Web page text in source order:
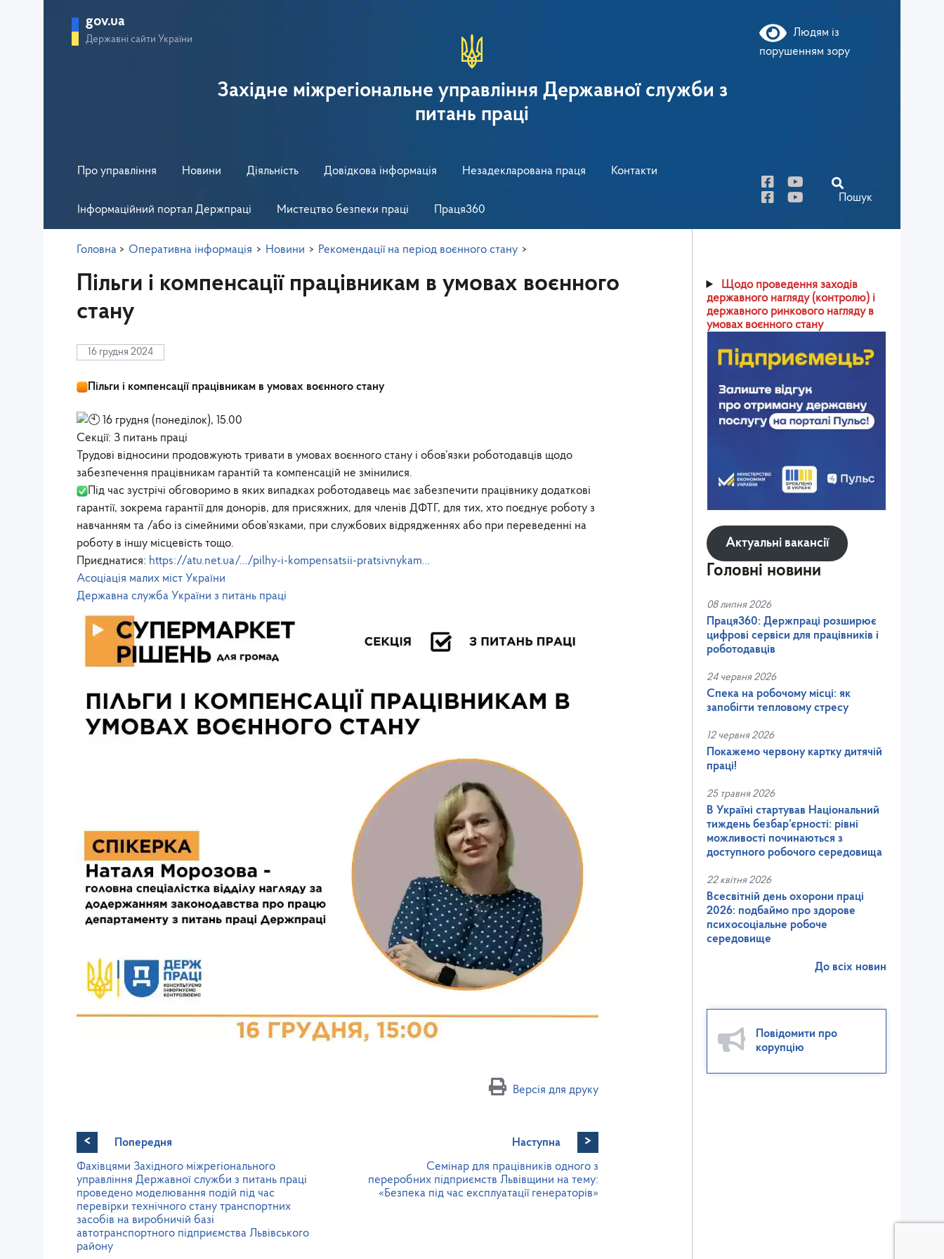
gov.ua
Державні сайти України
Людям із
порушенням зору
Західне міжрегіональне управління Державної служби з
питань праці
Про управління Новини Діяльність Довідкова інформація Незадекларована праця Контакти
Інформаційний портал Держпраці Мистецтво безпеки праці Праця360
Пошук
Головна > Оперативна інформація > Новини > Рекомендації на період воєнного стану >
Пільги і компенсації працівникам в умовах воєнного
стану
16 грудня 2024
Пільги і компенсації працівникам в умовах воєнного стану
16 грудня (понеділок), 15.00
Секції: З питань праці
Трудові відносини продовжують тривати в умовах воєнного стану і обов’язки роботодавців щодо
забезпечення працівникам гарантій та компенсацій не змінилися.
Під час зустрічі обговоримо в яких випадках роботодавець має забезпечити працівнику додаткові
гарантії, зокрема гарантії для донорів, для присяжних, для членів ДФТГ, для тих, хто поєднує роботу з
навчанням та /або із сімейними обов’язками, при службових відрядженнях або при переведенні на
роботу в іншу місцевість тощо.
Приєднатися: https://atu.net.ua/…/pilhy-i-kompensatsii-pratsivnykam…
Асоціація малих міст України
Державна служба України з питань праці
Версія для друку
<
Попередня
Фахівцями Західного міжрегіонального
управління Державної служби з питань праці
проведено моделювання подій під час
перевірки технічного стану транспортних
засобів на виробничій базі
автотранспортного підприємства Львівського
району
Наступна >
Семінар для працівників одного з
переробних підприємств Львівщини на тему:
«Безпека під час експлуатації генераторів»
Щодо проведення заходів
державного нагляду (контролю) і
державного ринкового нагляду в
умовах воєнного стану
Актуальні вакансії
Головні новини
08 липня 2026
Праця360: Держпраці розширює
цифрові сервіси для працівників і
роботодавців
24 червня 2026
Спека на робочому місці: як
запобігти тепловому стресу
12 червня 2026
Покажемо червону картку дитячій
праці!
25 травня 2026
В Україні стартував Національний
тиждень безбар’єрності: рівні
можливості починаються з
доступного робочого середовища
22 квітня 2026
Всесвітній день охорони праці
2026: подбаймо про здорове
психосоціальне робоче
середовище
До всіх новин
Повідомити про
корупцію